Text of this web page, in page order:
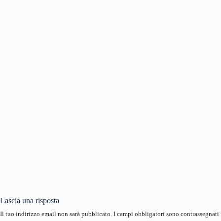
Lascia una risposta
Il tuo indirizzo email non sarà pubblicato. I campi obbligatori sono contrassegnati